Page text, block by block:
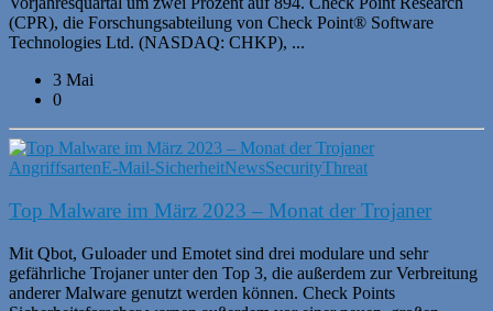
(CPR), die Forschungsabteilung von Check Point® Software
Technologies Ltd. (NASDAQ: CHKP), ...
3 Mai
0
AngriffsartenE-Mail-SicherheitNewsSecurityThreat
Top Malware im März 2023 – Monat der Trojaner
Mit Qbot, Guloader und Emotet sind drei modulare und sehr
gefährliche Trojaner unter den Top 3, die außerdem zur Verbreitung
anderer Malware genutzt werden können. Check Points